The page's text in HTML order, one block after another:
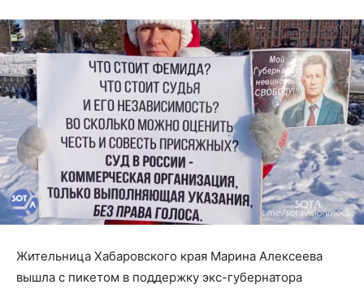
Жительница Хабаровского края Марина Алексеева
вышла с пикетом в поддержку экс-губернатора